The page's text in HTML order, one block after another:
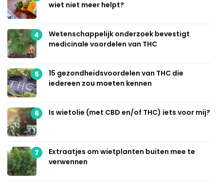
wiet niet meer helpt?
4
Wetenschappelijk onderzoek bevestigt
medicinale voordelen van THC
5
15 gezondheidsvoordelen van THC die
iedereen zou moeten kennen
6 Is wietolie (met CBD en/of THC) iets voor mij?
7
Extraatjes om wietplanten buiten mee te
verwennen